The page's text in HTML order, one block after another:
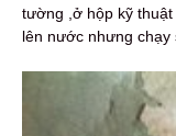
tường ,ở hộp kỹ
lên nước nhưng chạy